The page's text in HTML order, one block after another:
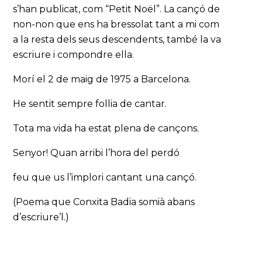
s’han publicat, com “Petit Noël”. La cançó de
non-non que ens ha bressolat tant a mi com
a la resta dels seus descendents, també la va
escriure i compondre ella.
Morí el 2 de maig de 1975 a Barcelona.
He sentit sempre follia de cantar.
Tota ma vida ha estat plena de cançons.
Senyor! Quan arribi l’hora del perdó
feu que us l’implori cantant una cançó.
(Poema que Conxita Badia somià abans
d’escriure’l.)